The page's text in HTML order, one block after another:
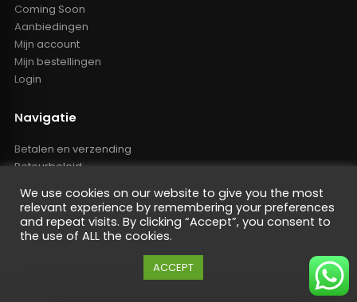
Coming Soon
Aanbiedingen
Mijn account
Mijn bestellingen
Login
Navigatie
Betalen en verzending
Retourbeleid
Algemene voorwaarden
Resellers inlog
Reseller worden
We use cookies on our website to give you the most
relevant experience by remembering your preferences
and repeat visits. By clicking “Accept”, you consent to
the use of ALL the cookies.
ACCEPT